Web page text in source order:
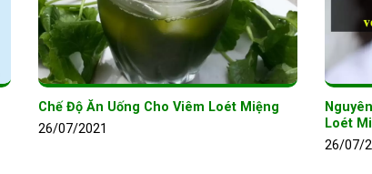
Chế Độ Ăn Uống Cho Viêm Loét Miệng
26/07/2021
Loét
26/07/